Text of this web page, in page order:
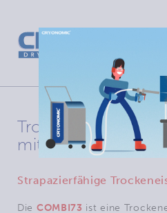
mit Fernbedienung
Strapazierfähige
Die COMBI73 ist eine